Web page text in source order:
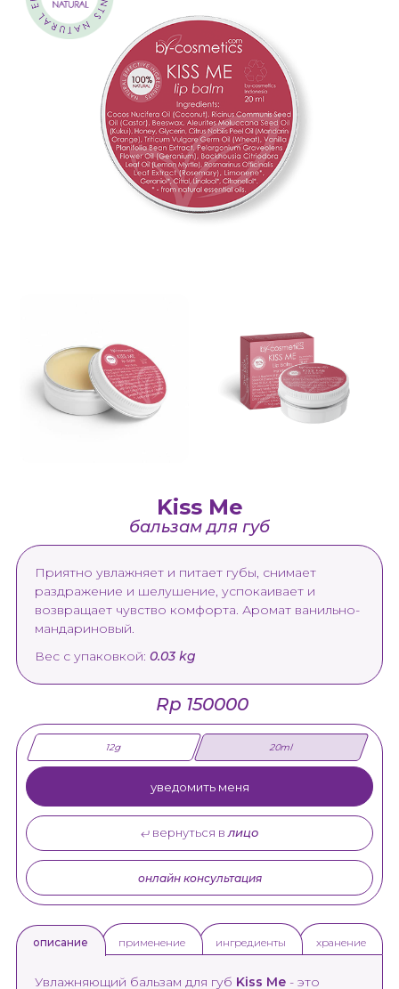
Kiss Me
бальзам для губ
Приятно увлажняет и питает губы, снимает
раздражение и шелушение, успокаивает и
возвращает чувство комфорта. Аромат ванильно-
мандариновый.
Вес с упаковкой: 0.03 kg
Rp 150000
12g 20ml
уведомить меня
вернуться в лицо
онлайн консультация
описание применение ингредиенты хранение
Увлажняющий бальзам для губ Kiss Me - это